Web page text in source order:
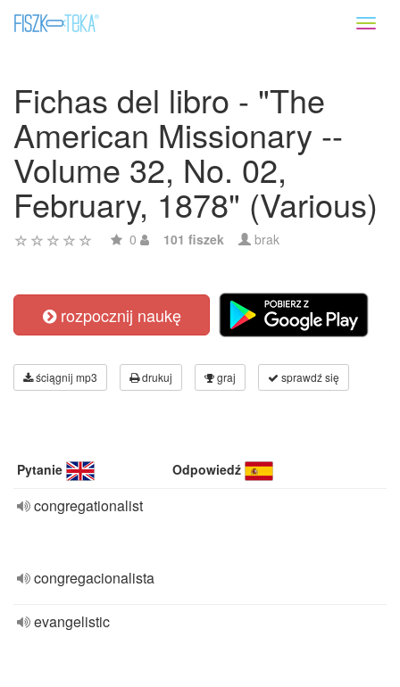
Fichas del libro - "The
American Missionary --
Volume 32, No. 02,
February, 1878" (Various)
0 101 fiszek brak
rozpocznij naukę
ściągnij mp3 drukuj graj sprawdź się
Pytanie Odpowiedź
congregationalist
congregacionalista
evangelistic